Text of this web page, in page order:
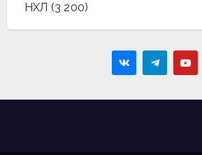
НХЛ (3 200)